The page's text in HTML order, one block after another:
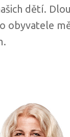
dětí.
obyvatele